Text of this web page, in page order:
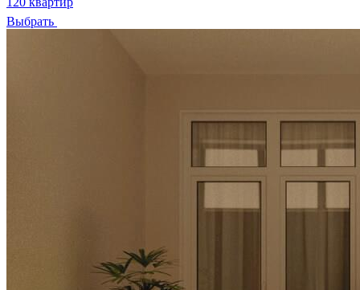
Выбрать